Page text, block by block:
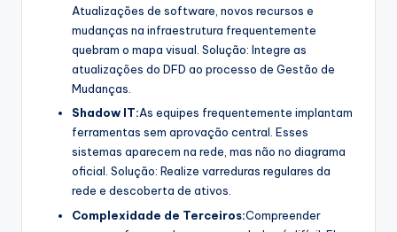
Atualizações de software, novos recursos e
mudanças na infraestrutura frequentemente
quebram o mapa visual. Solução: Integre as
atualizações do DFD ao processo de Gestão de
Mudanças.
Shadow IT:As equipes frequentemente implantam
ferramentas sem aprovação central. Esses
sistemas aparecem na rede, mas não no diagrama
oficial. Solução: Realize varreduras regulares da
rede e descoberta de ativos.
Complexidade de Terceiros:Compreender